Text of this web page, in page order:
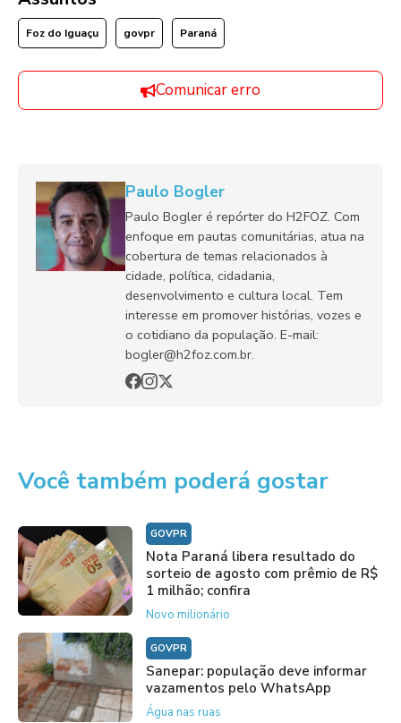
Foz do Iguaçu govpr Paraná
Comunicar erro
Paulo Bogler
Paulo Bogler é repórter do H2FOZ. Com
enfoque em pautas comunitárias, atua na
cobertura de temas relacionados à
cidade, política, cidadania,
desenvolvimento e cultura local. Tem
interesse em promover histórias, vozes e
o cotidiano da população. E-mail:
bogler@h2foz.com.br.
Você também poderá gostar
GOVPR
Nota Paraná libera resultado do
sorteio de agosto com prêmio de R$
1 milhão; confira
Novo milionário
GOVPR
Sanepar: população deve informar
vazamentos pelo WhatsApp
Água nas ruas